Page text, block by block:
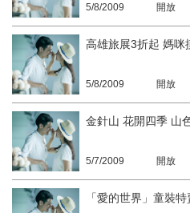
5/8/2009 開放
高雄旅展3折起 媽咪
5/8/2009 開放
金針山 花開四季 山
5/7/2009 開放
「愛的世界」童裝特